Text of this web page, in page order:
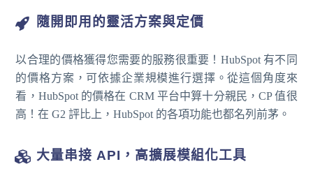
隨開即用的靈活方案與定價
以合理的價格獲得您需要的服務很重要！HubSpot 有不同
的價格方案，可依據企業規模進行選擇。從這個角度來
看，HubSpot 的價格在 CRM 平台中算十分親民，CP 值很
高！在 G2 評比上，HubSpot 的各項功能也都名列前茅。
大量串接 API，高擴展模組化工具